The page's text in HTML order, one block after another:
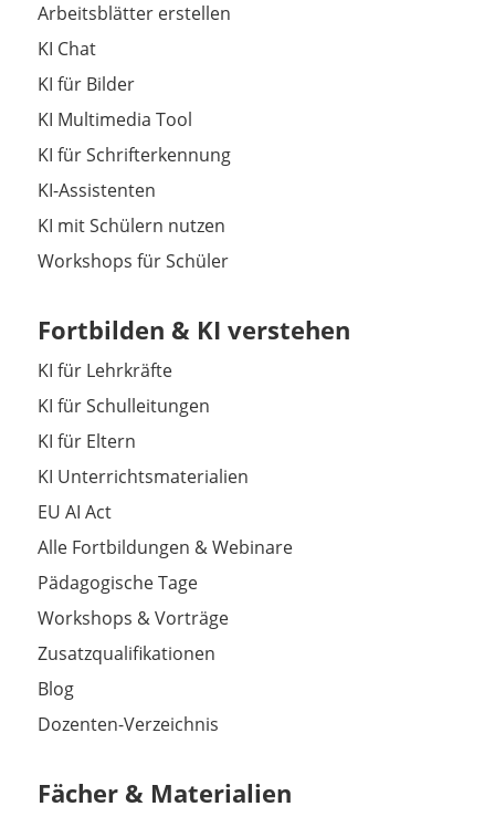
Arbeitsblätter erstellen
KI Chat
KI für Bilder
KI Multimedia Tool
KI für Schrifterkennung
KI-Assistenten
KI mit Schülern nutzen
Workshops für Schüler
Fortbilden & KI verstehen
KI für Lehrkräfte
KI für Schulleitungen
KI für Eltern
KI Unterrichtsmaterialien
EU AI Act
Alle Fortbildungen & Webinare
Pädagogische Tage
Workshops & Vorträge
Zusatzqualifikationen
Blog
Dozenten-Verzeichnis
Fächer & Materialien